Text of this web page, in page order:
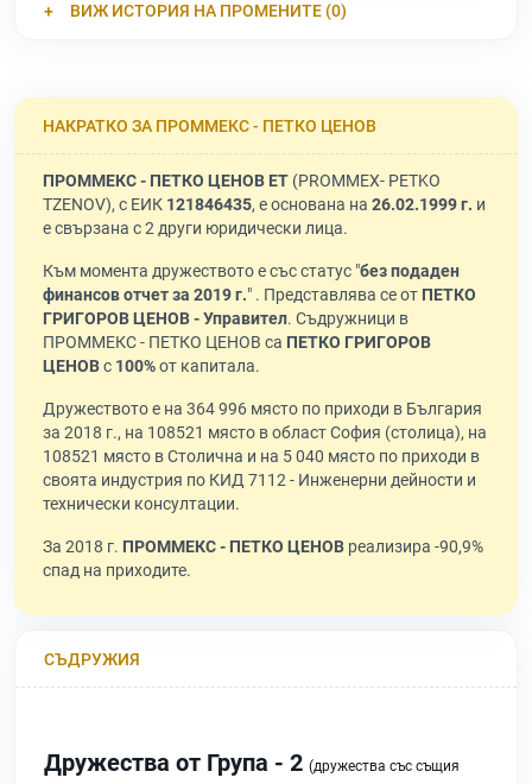
ВИЖ ИСТОРИЯ НА ПРОМЕНИТЕ (0)
НАКРАТКО ЗА ПРОММЕКС - ПЕТКО ЦЕНОВ
ПРОММЕКС - ПЕТКО ЦЕНОВ ЕТ (PROMMEX- PETKO
TZENOV), с ЕИК 121846435, е основана на 26.02.1999 г. и
е свързана с 2 други юридически лица.
Към момента дружеството е със статус "без подаден
финансов отчет за 2019 г." . Представлява се от ПЕТКО
ГРИГОРОВ ЦЕНОВ - Управител. Съдружници в
ПРОММЕКС - ПЕТКО ЦЕНОВ са ПЕТКО ГРИГОРОВ
ЦЕНОВс 100%от капитала.
Дружеството е на 364 996 място по приходи в България
за 2018 г., на 108521 място в област София (столица), на
108521 място в Столична и на 5 040 място по приходи в
своята индустрия по КИД 7112 - Инженерни дейности и
технически консултации.
За 2018 г. ПРОММЕКС - ПЕТКО ЦЕНОВ реализира -90,9%
спад на приходите.
СЪДРУЖИЯ
Дружества от Група - 2 (дружества със същия